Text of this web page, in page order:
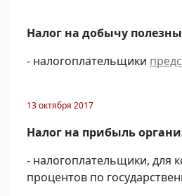
Налог на добычу
- налогоплательщики
13 октября 2017
Налог на прибыль
- налогоплательщики, для
процентов по